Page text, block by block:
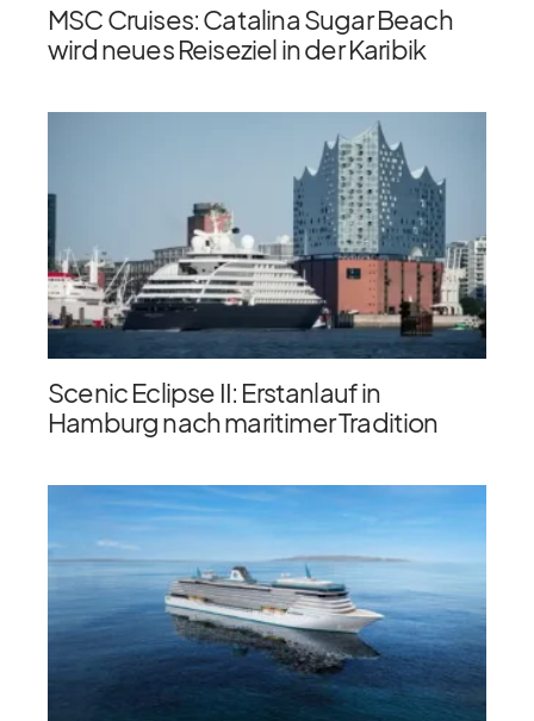
MSC Cruises: Catalina Sugar Beach
wird neues Reiseziel in der Karibik
Scenic Eclipse II: Erstanlauf in
Hamburg nach maritimer Tradition